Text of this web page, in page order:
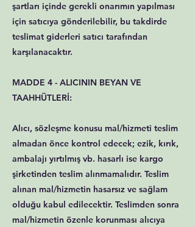
şartları içinde gerekli onarımın yapılması
için satıcıya gönderilebilir, bu takdirde
teslimat giderleri satıcı tarafından
karşılanacaktır.
MADDE 4 - ALICININ BEYAN VE
TAAHHÜTLERİ:
Alıcı, sözleşme konusu mal/hizmeti teslim
almadan önce kontrol edecek; ezik, kırık,
ambalajı yırtılmış vb. hasarlı ise kargo
şirketinden teslim alınmamalıdır. Teslim
alınan mal/hizmetin hasarsız ve sağlam
olduğu kabul edilecektir. Teslimden sonra
mal/hizmetin özenle korunması alıcıya